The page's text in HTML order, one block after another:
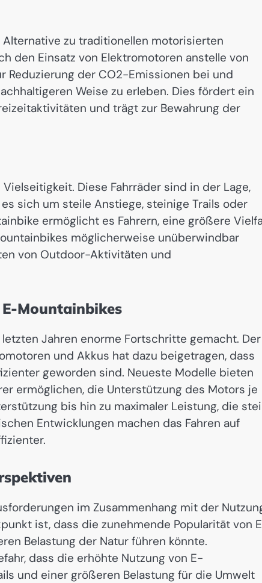
zu traditionellen motorisierten
den Einsatz von Elektromotoren anstelle von
Reduzierung der CO2-Emissionen bei und
Weise zu erleben. Dies fördert ein
und trägt zur Bewahrung der
Diese Fahrräder sind in der Lage,
sich um steile Anstiege, steinige Trails oder
ermöglicht es Fahrern, eine größere
möglicherweise unüberwindbar
von Outdoor-Aktivitäten und
Mountainbikes
Jahren enorme Fortschritte gemacht. Der
und Akkus hat dazu beigetragen, dass
geworden sind. Neueste Modelle bieten
ermöglichen, die Unterstützung des Motors je
bis hin zu maximaler Leistung, die
Entwicklungen machen das Fahren auf
im Zusammenhang mit der
ist, dass die zunehmende Popularität von
Belastung der Natur führen könnte.
dass die erhöhte Nutzung von E-
und einer größeren Belastung für die Umwelt